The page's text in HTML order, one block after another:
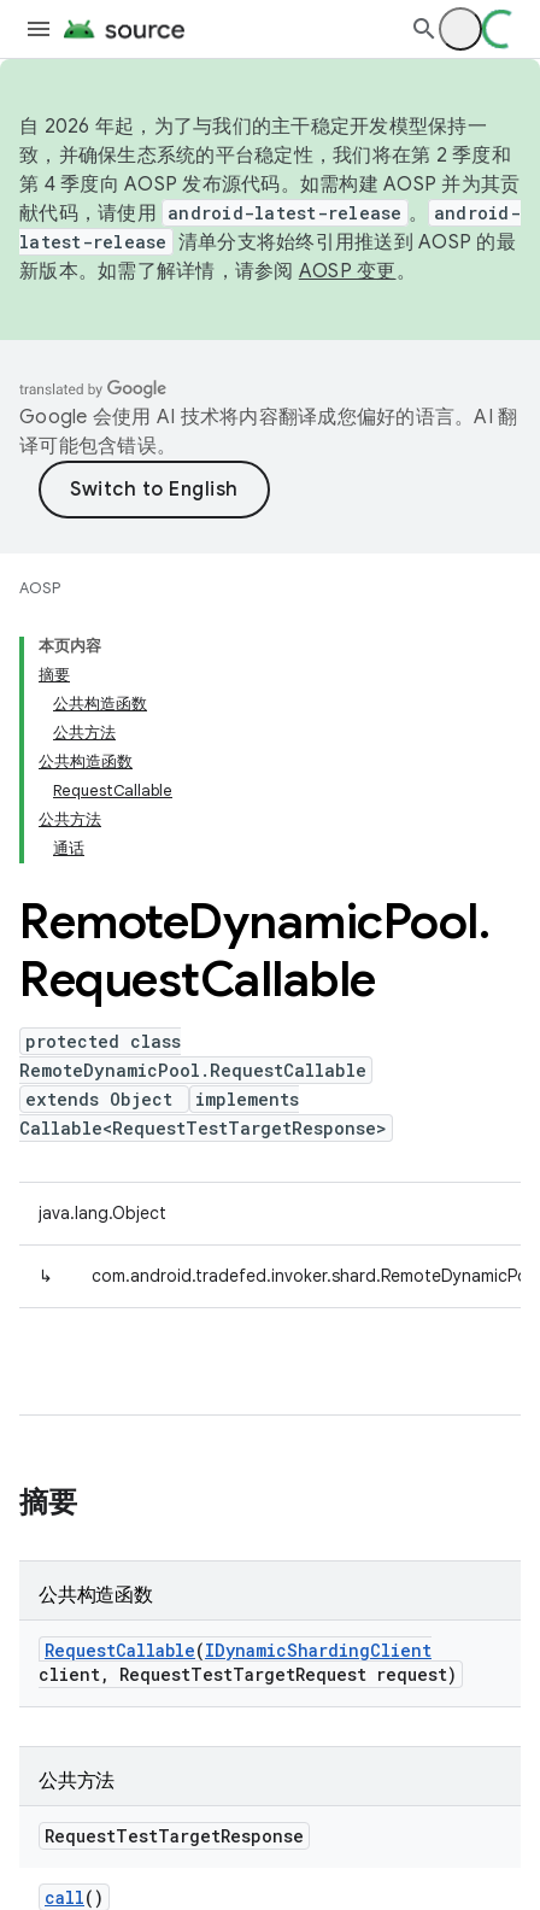
自 2026 年起，为了与我们的主干稳定开发模型保持一
致，并确保生态系统的平台稳定性，我们将在第 2 季度和
第 4 季度向 AOSP 发布源代码。如需构建 AOSP 并为其贡
献代码，请使用 android-latest-release 。
android-
latest-release 清单分支将始终引用推送到 AOSP 的最
新版本。如需了解详情，请参阅 AOSP 变更。
Google 会使用 AI 技术将内容翻译成您偏好的语言。AI 翻
译可能包含错误。
AOSP
本页内容
摘要
公共构造函数
公共方法
公共构造函数
RequestCallable
公共方法
通话
RemoteDynamicPool.
RequestCallable
protected class
RemoteDynamicPool.RequestCallable
extends Object
implements
Callable<RequestTestTargetResponse>
java.lang.Object
↳
摘要
公共构造函数
RequestCallable(IDynamicShardingClient
client, RequestTestTargetRequest request)
公共方法
RequestTestTargetResponse
call()